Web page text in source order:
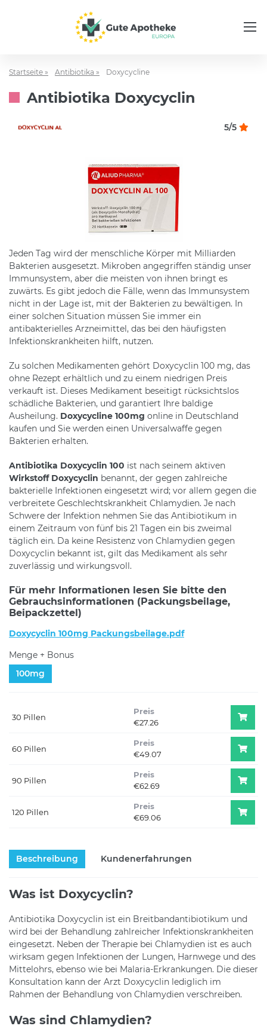
Startseite » Antibiotika » Doxycycline
Antibiotika Doxycyclin
5/5
Jeden Tag wird der menschliche Körper mit Milliarden
Bakterien ausgesetzt. Mikroben angegriffen ständig unser
Immunsystem, aber die meisten von ihnen bringt es
zuwärts. Es gibt jedoch die Fälle, wenn das Immunsystem
nicht in der Lage ist, mit der Bakterien zu bewältigen. In
einer solchen Situation müssen Sie immer ein
antibakterielles Arzneimittel, das bei den häufigsten
Infektionskrankheiten hilft, nutzen.
Zu solchen Medikamenten gehört Doxycyclin 100 mg, das
ohne Rezept erhältlich und zu einem niedrigen Preis
verkauft ist. Dieses Medikament beseitigt rücksichtslos
schädliche Bakterien, und garantiert Ihre baldige
Ausheilung. Doxycycline 100mg online in Deutschland
kaufen und Sie werden einen Universalwaffe gegen
Bakterien erhalten.
Antibiotika Doxycyclin 100 ist nach seinem aktiven
Wirkstoff Doxycyclin benannt, der gegen zahlreiche
bakterielle Infektionen eingesetzt wird; vor allem gegen die
verbreitete Geschlechtskrankheit Chlamydien. Je nach
Schwere der Infektion nehmen Sie das Antibiotikum in
einem Zeitraum von fünf bis 21 Tagen ein bis zweimal
täglich ein. Da keine Resistenz von Chlamydien gegen
Doxycyclin bekannt ist, gilt das Medikament als sehr
zuverlässig und wirkungsvoll.
Für mehr Informationen lesen Sie bitte den
Gebrauchsinformationen (Packungsbeilage,
Beipackzettel)
Doxycyclin 100mg Packungsbeilage.pdf
Menge + Bonus
100mg
30 Pillen
Preis
€27.26
60 Pillen
Preis
€49.07
90 Pillen
Preis
€62.69
120 Pillen
Preis
€69.06
Beschreibung Kundenerfahrungen
Was ist Doxycyclin?
Antibiotika Doxycyclin ist ein Breitbandantibiotikum und
wird bei der Behandlung zahlreicher Infektionskrankheiten
eingesetzt. Neben der Therapie bei Chlamydien ist es auch
wirksam gegen Infektionen der Lungen, Harnwege und des
Mittelohrs, ebenso wie bei Malaria-Erkrankungen. Die dieser
Konsultation kann der Arzt Doxycyclin lediglich im
Rahmen der Behandlung von Chlamydien verschreiben.
Was sind Chlamydien?